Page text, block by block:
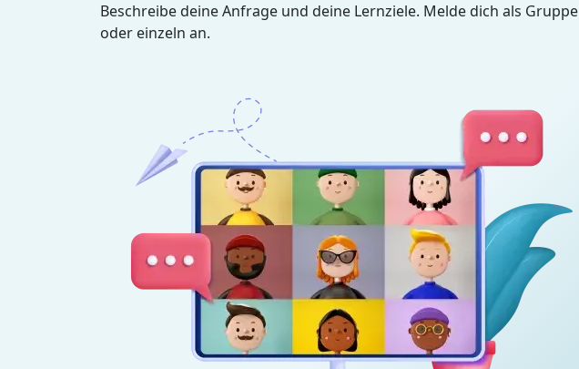
Beschreibe deine Anfrage und deine Lernziele. Melde dich als Gruppe
oder einzeln an.